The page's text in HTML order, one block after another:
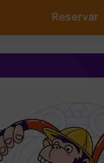
Reina de
que el País de las
| team
Reservar